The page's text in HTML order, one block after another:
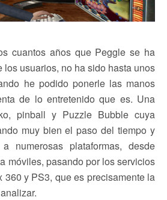
cuantos años que Peggle se ha
los usuarios, no ha sido hasta unos
he podido ponerle las manos
de lo entretenido que es. Una
pinball y Puzzle Bubble cuya
muy bien el paso del tiempo y
numerosas plataformas, desde
móviles, pasando por los servicios
360 y PS3, que es precisamente la